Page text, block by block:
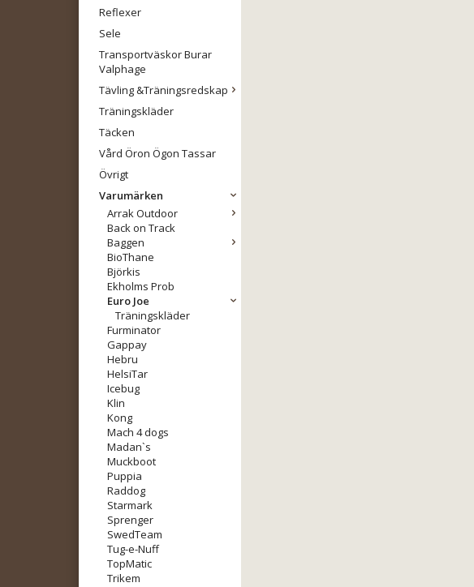
Reflexer
Sele
Transportväskor Burar
Valphage
Tävling &Träningsredskap
Träningskläder
Täcken
Vård Öron Ögon Tassar
Övrigt
Varumärken
Arrak Outdoor
Back on Track
Baggen
BioThane
Björkis
Ekholms Prob
Euro Joe
Träningskläder
Furminator
Gappay
Hebru
HelsiTar
Icebug
Klin
Kong
Mach 4 dogs
Madan`s
Muckboot
Puppia
Raddog
Starmark
Sprenger
SwedTeam
Tug-e-Nuff
TopMatic
Trikem